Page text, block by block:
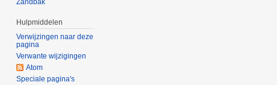
Zandbak
Hulpmiddelen
Verwijzingen naar deze
pagina
Verwante wijzigingen
Atom
Speciale pagina's